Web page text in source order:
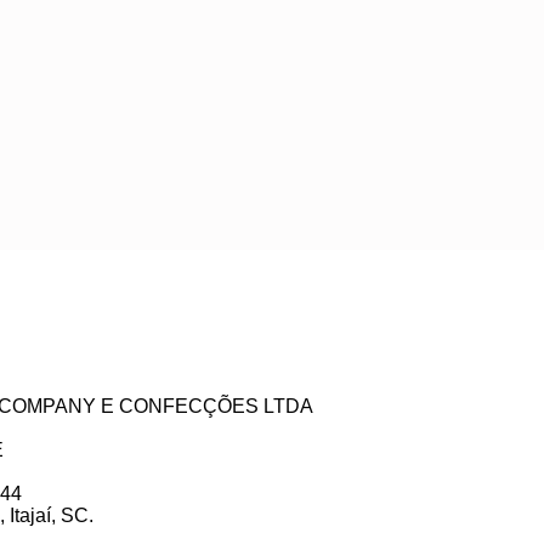
E CONFECÇÕES LTDA
Itajaí, SC.